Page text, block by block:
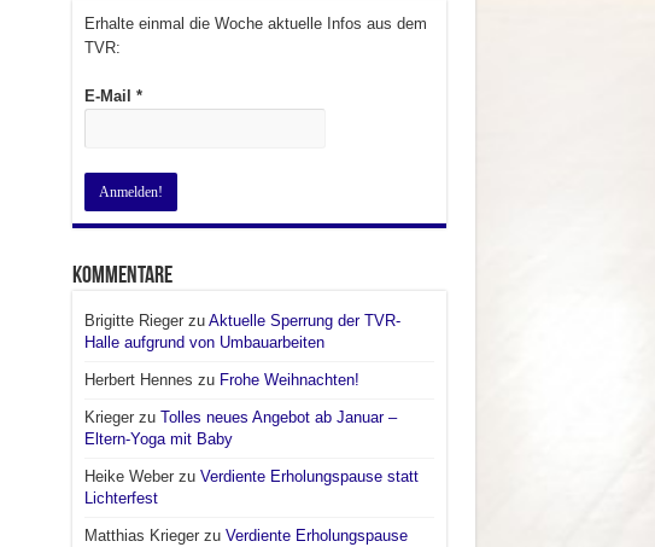
Erhalte einmal die Woche aktuelle Infos aus dem
TVR:
E-Mail *
Kommentare
Brigitte Riegerzu Aktuelle Sperrung der TVR-
Halle aufgrund von Umbauarbeiten
Herbert Hennes zu Frohe Weihnachten!
Kriegerzu Tolles neues Angebot ab Januar –
Eltern-Yoga mit Baby
Heike Weberzu Verdiente Erholungspause statt
Lichterfest
Matthias Kriegerzu Verdiente Erholungspause